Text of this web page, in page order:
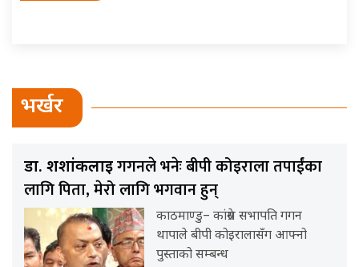
भर्खर
डा. शशांकलाईगगनले भनेः बीपी कोइराला तपाईंका
लागि पिता, मेरो लागि भगवान हुन्
काठमाण्डु– कांग्रेस सभापति गगन
थापाले बीपी कोइरालासँग आफ्नो
पुस्ताको सम्बन्ध